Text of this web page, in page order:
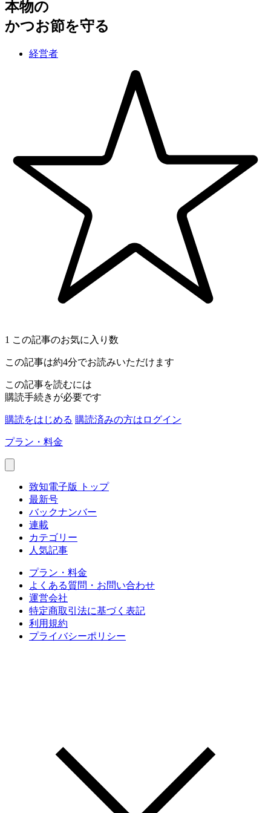
本物の
かつお節を守る
経営者
1 この記事のお気に入り数
この記事は約4分でお読みいただけます
この記事を読むには
購読手続きが必要です
購読をはじめる 購読済みの方はログイン
プラン・料金
致知電子版 トップ
最新号
バックナンバー
連載
カテゴリー
人気記事
プラン・料金
よくある質問・お問い合わせ
運営会社
特定商取引法に基づく表記
利用規約
プライバシーポリシー